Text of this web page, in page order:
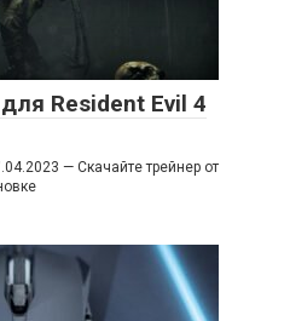
Resident Evil 4
— Скачайте трейнер от